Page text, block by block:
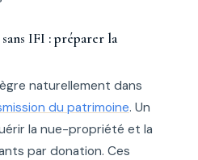
IFI : préparer la
naturellement dans
du patrimoine. Un
la nue-propriété et la
par donation. Ces